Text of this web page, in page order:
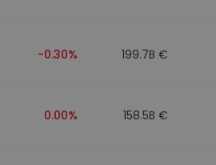
-0.30% 199.7B €
0.00% 158.5B €